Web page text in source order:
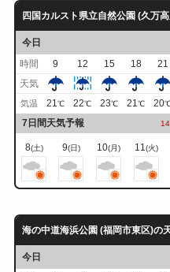
四国カルスト県立自然公園 (久万
今日
時間
9 12 15 18 21
天気
気温 21℃ 22℃ 23℃ 21℃ 20
7日間天気予報
8(土) 9(日) 10(月) 11(火)
海の中道海浜公園 (福岡市東区)の
今日